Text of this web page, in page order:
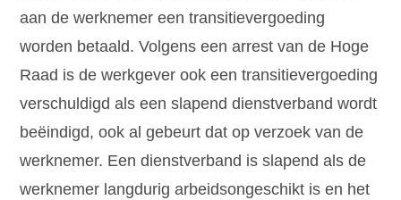
aan de werknemer een transitievergoeding
worden betaald. Volgens een arrest van de Hoge
Raad is de werkgever ook een transitievergoeding
verschuldigd als een slapend dienstverband wordt
beëindigd, ook al gebeurt dat op verzoek van de
werknemer. Een dienstverband is slapend als de
werknemer langdurig arbeidsongeschikt is en het